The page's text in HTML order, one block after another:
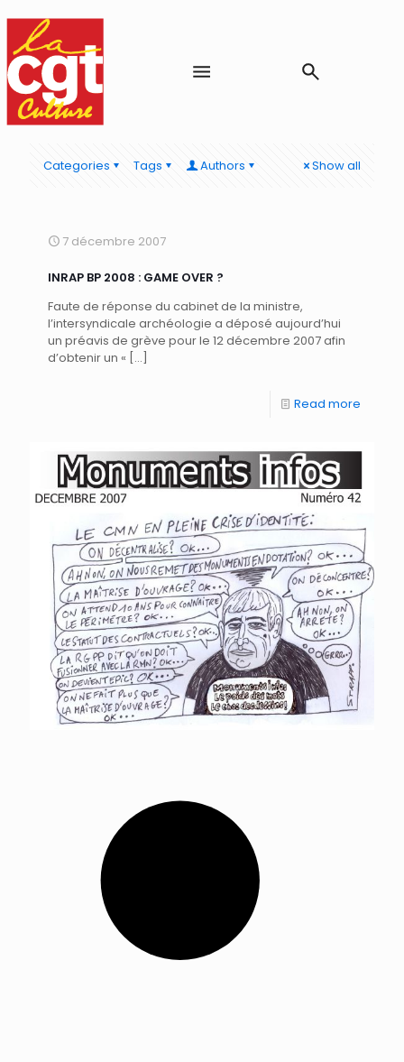
Categories Tags Authors Show all
7 décembre 2007
INRAP BP 2008 : GAME OVER ?
Faute de réponse du cabinet de la ministre,
l’intersyndicale archéologie a déposé aujourd’hui
un préavis de grève pour le 12 décembre 2007 afin
d’obtenir un « […]
Read more